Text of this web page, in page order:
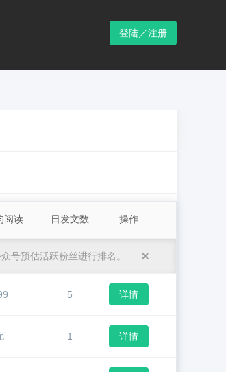
登陆／注册
阅读 日发文数 操作
号预估活跃粉丝进行排名。
5 详情
1 详情